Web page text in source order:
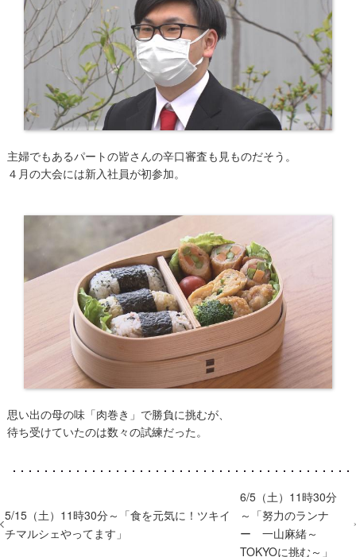
主婦でもあるパートの皆さんの辛口審査も見ものだそう。
４月の大会には新入社員が初参加。
思い出の母の味「肉巻き」で勝負に挑むが、
待ち受けていたのは数々の試練だった。
5/15（土）11時30分～「食を元気に！ツキイ
チマルシェやってます」
6/5（土）11時30分
～「努力のランナ
ー 一山麻緒～
TOKYOに挑む～」